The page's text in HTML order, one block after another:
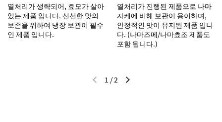
열처리가 생략되어, 효모가 살아
있는 제품 입니다. 신선한 맛의
보존을 위하여 냉장 보관이 필수
인 제품 입니다.
열처리가 진행된 제품으로 나마
자케에 비해 보관이 용이하며,
안정적인 맛이 유지된 제품 입니
다. (나마즈메/나마쵸조 제품도
포함 됩니다.)
이전 슬라이드다음 슬라이드
1 /2